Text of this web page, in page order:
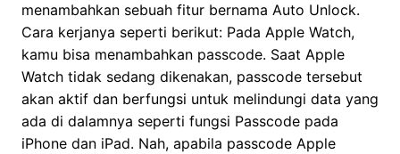
menambahkan sebuah fitur bernama Auto Unlock.
Cara kerjanya seperti berikut: Pada Apple Watch,
kamu bisa menambahkan passcode. Saat Apple
Watch tidak sedang dikenakan, passcode tersebut
akan aktif dan berfungsi untuk melindungi data yang
ada di dalamnya seperti fungsi Passcode pada
iPhone dan iPad. Nah, apabila passcode Apple